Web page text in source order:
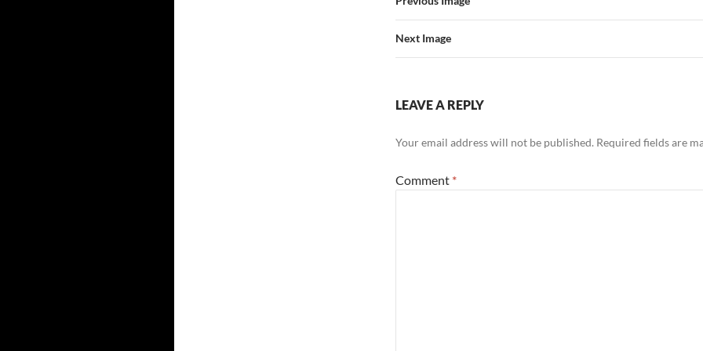
Next Image
LEAVE A REPLY
Your email address will not be published. Required fields are
Comment *